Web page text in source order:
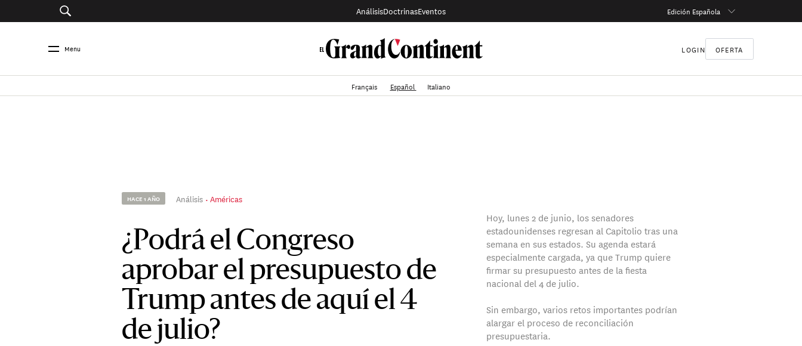
AnálisisDoctrinasEventos Edición Española
Menu LOGIN OFERTA
Français Español Italiano
HACE 1 AÑO Análisis Américas
¿Podrá el Congreso
aprobar el presupuesto de
Trump antes de aquí el 4
de julio?
Hoy, lunes 2 de junio, los senadores
estadounidenses regresan al Capitolio tras una
semana en sus estados. Su agenda estará
especialmente cargada, ya que Trump quiere
firmar su presupuesto antes de la fiesta
nacional del 4 de julio.
Sin embargo, varios retos importantes podrían
alargar el proceso de reconciliación
presupuestaria.